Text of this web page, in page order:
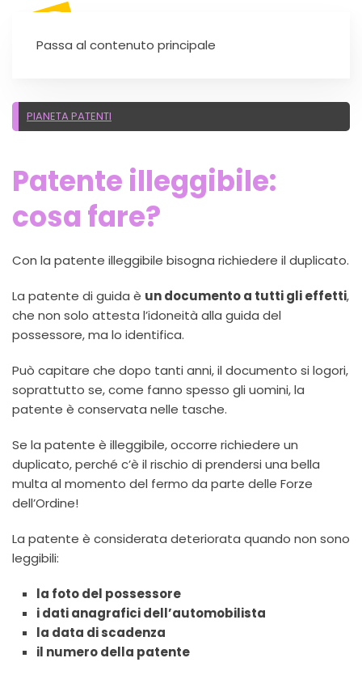
Passa al contenuto principale
PIANETA PATENTI
Patente illeggibile:
cosa fare?
Con la patente illeggibile bisogna richiedere il duplicato.
La patente di guida è un documento a tutti gli effetti,
che non solo attesta l’idoneità alla guida del
possessore, ma lo identifica.
Può capitare che dopo tanti anni, il documento si logori,
soprattutto se, come fanno spesso gli uomini, la
patente è conservata nelle tasche.
Se la patente è illeggibile, occorre richiedere un
duplicato, perché c’è il rischio di prendersi una bella
multa al momento del fermo da parte delle Forze
dell’Ordine!
La patente è considerata deteriorata quando non sono
leggibili:
la foto del possessore
i dati anagrafici dell’automobilista
la data di scadenza
il numero della patente